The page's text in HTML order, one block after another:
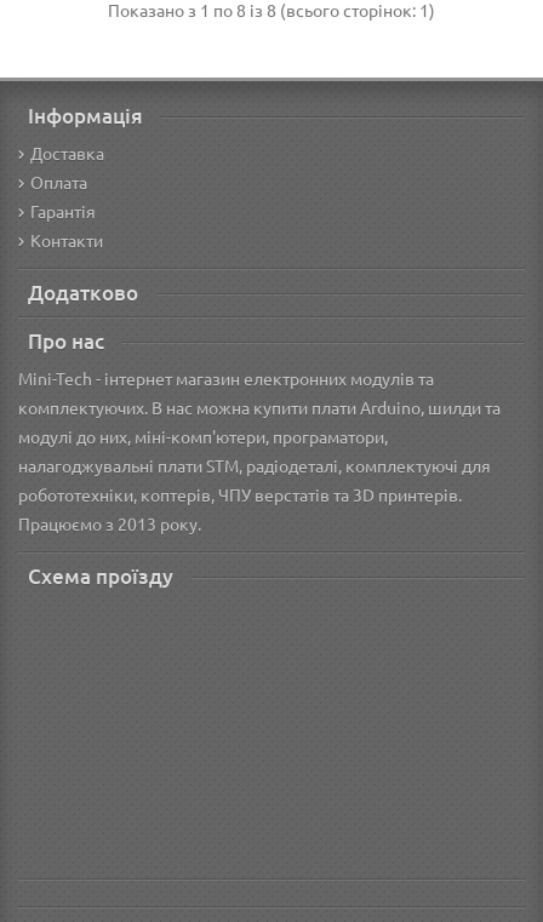
Показано з 1 по 8 із 8 (всього сторінок: 1)
Інформація
Доставка
Оплата
Гарантія
Контакти
Додатково
Про нас
Mini-Tech - інтернет магазин електронних модулів та
комплектуючих. В нас можна купити плати Arduino, шилди та
модулі до них, міні-комп'ютери, програматори,
налагоджувальні плати STM, радіодеталі, комплектуючі для
робототехніки, коптерів, ЧПУ верстатів та 3D принтерів.
Працюємо з 2013 року.
Схема проїзду